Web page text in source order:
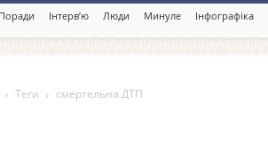
Поради Інтерв’ю Люди Минуле Інфографіка
Теги смертельна ДТП